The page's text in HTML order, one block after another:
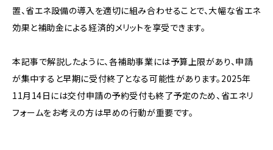
置、省エネ設備の導入を適切に組み合わせることで、大幅な省エネ
効果と補助金による経済的メリットを享受できます。
本記事で解説したように、各補助事業には予算上限があり、申請
が集中すると早期に受付終了となる可能性があります。2025年
11月14日には交付申請の予約受付も終了予定のため、省エネリ
フォームをお考えの方は早めの行動が重要です。